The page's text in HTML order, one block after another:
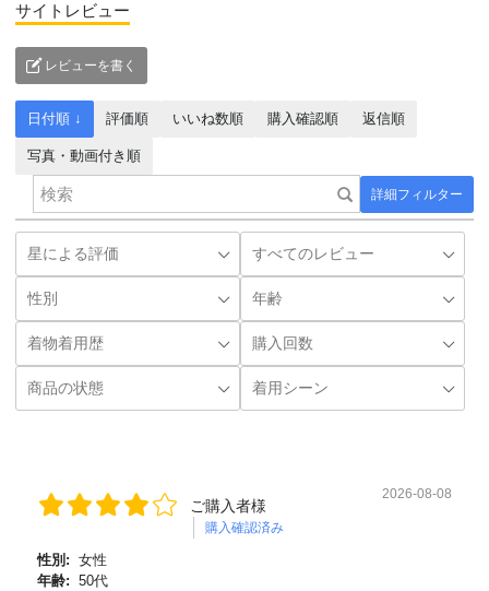
サイトレビュー
レビューを書く
詳細フィルター
日付順 ↓ 評価順 いいね数順 購入確認順 返信順
写真・動画付き順
ご購入者様
購入確認済み
2026-08-08
性別: 女性
年齢: 50代